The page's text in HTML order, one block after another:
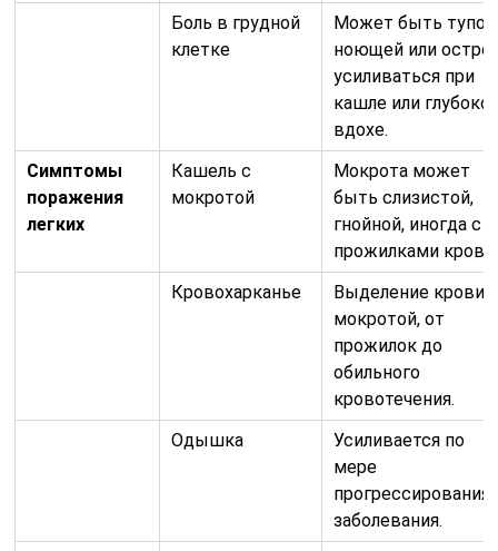
прожилок до
обильного
кровотечения.
Усиливается по
мере
прогрессирования
заболевания.
Могут быть
слышны при
аускультации
врачом.
Чаще шейных,
подмышечных,
паховых,
безболезненные.
При поражении
костей и суставов.
Нарушения
При поражении